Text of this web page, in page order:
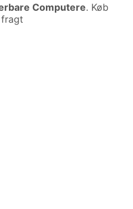
Computere. Køb
fragt